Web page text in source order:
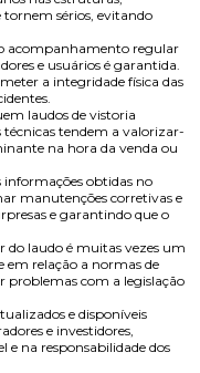
tornem sérios, evitando
acompanhamento regular
e usuários é garantida.
a integridade física das
laudos de vistoria
tendem a valorizar-
na hora da venda ou
informações obtidas no
manutenções corretivas e
e garantindo que o
do laudo é muitas vezes um
em relação a normas de
problemas com a legislação
e disponíveis
e investidores,
na responsabilidade dos